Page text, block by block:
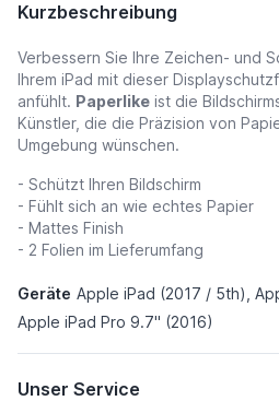
Kurzbeschreibung
Verbessern Sie Ihre Zeichen- und
Ihrem iPad mit dieser
anfühlt. Paperlike ist die
Künstler, die die Präzision von
Umgebung wünschen.
- Schützt Ihren Bildschirm
- Fühlt sich an wie echtes Papier
- Mattes Finish
- 2 Folien im Lieferumfang
Geräte Apple iPad (2017 / 5th),
Apple iPad Pro 9.7" (2016)
Unser Service